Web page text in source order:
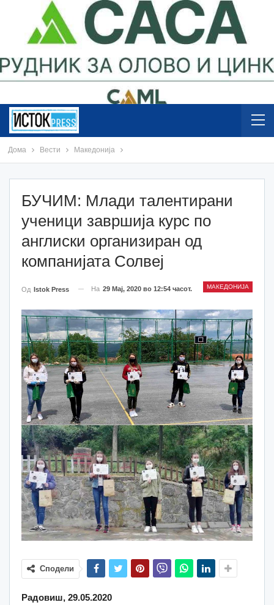
Дома Вести Македонија
БУЧИМ: Млади талентирани
ученици завршија курс по
англиски организиран од
компанијата Солвеј
МАКЕДОНИЈА
Од Istok Press На 29 Мај, 2020 во 12:54 часот.
Сподели
Радовиш, 29.05.2020